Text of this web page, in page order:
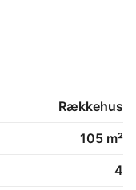
herunder
skabe, et stilrent
hvidevarer
medbringer
have,
Rækkehus
105 m²
4